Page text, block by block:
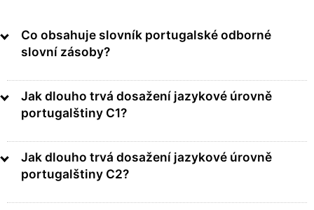
Co obsahuje slovník portugalské odborné
slovní zásoby?
Jak dlouho trvá dosažení jazykové úrovně
portugalštiny C1?
Jak dlouho trvá dosažení jazykové úrovně
portugalštiny C2?